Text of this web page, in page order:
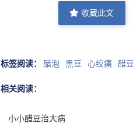
收藏此文
标签阅读： 醋泡 黑豆 心绞痛 醋豆
相关阅读：
小小醋豆治大病